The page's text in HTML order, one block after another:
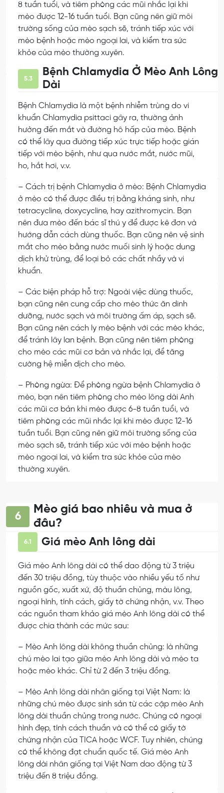
8 tuần tuổi, và tiêm phòng các mũi nhắc lại khi
mèo được 12-16 tuần tuổi. Bạn cũng nên giữ môi
trường sống của mèo sạch sẽ, tránh tiếp xúc với
mèo bệnh hoặc mèo ngoại lai, và kiểm tra sức
khỏe của mèo thường xuyên.
5.3
Bệnh Chlamydia Ở Mèo Anh Lông
Dài
Bệnh Chlamydia là một bệnh nhiễm trùng do vi
khuẩn Chlamydia psittaci gây ra, thường ảnh
hưởng đến mắt và đường hô hấp của mèo. Bệnh
có thể lây qua đường tiếp xúc trực tiếp hoặc gián
tiếp với mèo bệnh, như qua nước mắt, nước mũi,
ho, hắt hơi, v.v.
– Cách trị bệnh Chlamydia ở mèo: Bệnh Chlamydia
ở mèo có thể được điều trị bằng kháng sinh, như
tetracycline, doxycycline, hay azithromycin. Bạn
nên đưa mèo đến bác sĩ thú y để được kê đơn và
hướng dẫn cách dùng thuốc. Bạn cũng nên vệ sinh
mắt cho mèo bằng nước muối sinh lý hoặc dung
dịch khử trùng, để loại bỏ các chất nhầy và vi
khuẩn.
– Các biện pháp hỗ trợ: Ngoài việc dùng thuốc,
bạn cũng nên cung cấp cho mèo thức ăn dinh
dưỡng, nước sạch và môi trường ấm áp, sạch sẽ.
Bạn cũng nên cách ly mèo bệnh với các mèo khác,
để tránh lây lan bệnh. Bạn cũng nên tiêm phòng
cho mèo các mũi cơ bản và nhắc lại, để tăng
cường hệ miễn dịch cho mèo.
– Phòng ngừa: Để phòng ngừa bệnh Chlamydia ở
mèo, bạn nên tiêm phòng cho mèo lông dài Anh
các mũi cơ bản khi mèo được 6-8 tuần tuổi, và
tiêm phòng các mũi nhắc lại khi mèo được 12-16
tuần tuổi. Bạn cũng nên giữ môi trường sống của
mèo sạch sẽ, tránh tiếp xúc với mèo bệnh hoặc
mèo ngoại lai, và kiểm tra sức khỏe của mèo
thường xuyên.
6
Mèo giá bao nhiêu và mua ở
đâu?
6.1 Giá mèo Anh lông dài
Giá mèo Anh lông dài có thể dao động từ 3 triệu
đến 30 triệu đồng, tùy thuộc vào nhiều yếu tố như
nguồn gốc, xuất xứ, độ thuần chủng, màu lông,
ngoại hình, tính cách, giấy tờ chứng nhận, v.v. Theo
các nguồn tham khảo giá mèo Anh lông dài có thể
được chia thành các mức sau:
– Mèo Anh lông dài không thuần chủng: là những
chú mèo lai tạo giữa mèo Anh lông dài và mèo ta
hoặc mèo khác. Chỉ từ 2 đến 3 triệu đồng.
– Mèo Anh lông dài nhân giống tại Việt Nam: là
những chú mèo được sinh sản từ các cặp mèo Anh
lông dài thuần chủng trong nước. Chúng có ngoại
hình đẹp, tính cách thuần và có thể có giấy tờ
chứng nhận của TICA hoặc WCF. Tuy nhiên, chúng
có thể không đạt chuẩn quốc tế. Giá mèo Anh
lông dài nhân giống tại Việt Nam dao động từ 3
triệu đến 8 triệu đồng.